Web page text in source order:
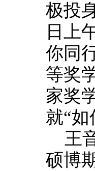
极投
日上
你同
等奖
家奖
就“
王
硕博